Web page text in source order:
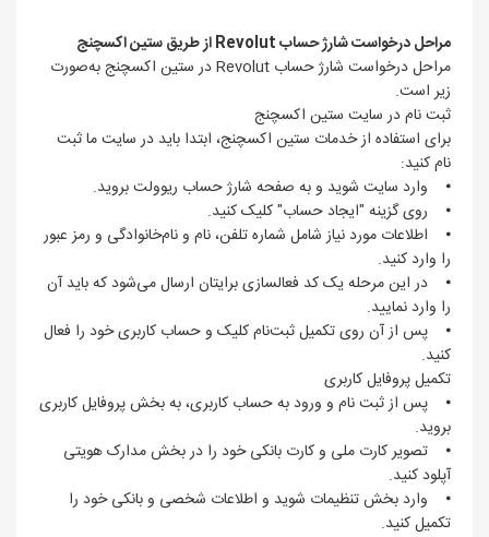
مراحل درخواست شارژ حساب Revolut از طریق ستین اکسچنج
مراحل درخواست شارژ حساب Revolut در ستین اکسچنج به‌صورت
زیر است.
ثبت نام در سایت ستین اکسچنج
برای استفاده از خدمات ستین اکسچنج، ابتدا باید در سایت ما ثبت
نام کنید:
⦁ وارد سایت شوید و به صفحه شارژ حساب ریوولت بروید.
⦁ روی گزینه "ایجاد حساب" کلیک کنید.
⦁ اطلاعات مورد نیاز شامل شماره تلفن، نام و نام‌خانوادگی و رمز عبور
را وارد کنید.
⦁ در این مرحله یک کد فعالسازی برایتان ارسال می‌شود که باید آن
را وارد نمایید.
⦁ پس از آن روی تکمیل ثبت‌نام کلیک و حساب کاربری خود را فعال
کنید.
تکمیل پروفایل کاربری
⦁ پس از ثبت نام و ورود به حساب کاربری، به بخش پروفایل کاربری
بروید.
⦁ تصویر کارت ملی و کارت بانکی خود را در بخش مدارک هویتی
آپلود کنید.
⦁ وارد بخش تنظیمات شوید و اطلاعات شخصی و بانکی خود را
تکمیل کنید.